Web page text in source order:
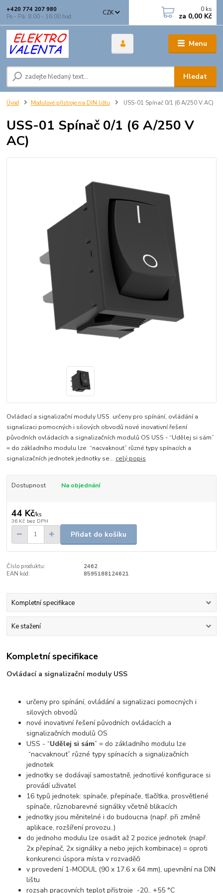
Menu
CZK
Hledat
+420 774 207 980
Po - Pá: 8.00 - 16.00 hod.
0 ks
za 0,00 Kč
Úvod Modulové přístroje na DIN lištu USS-01 Spínač 0/1 (6 A/250 V AC)
USS-01 Spínač 0/1 (6 A/250 V
AC)
Ovládací a signalizační moduly USS určeny pro spínání, ovládání a
signalizaci pomocných i silových obvodů nové inovativní řešení
původních ovládacích a signalizačních modulů OS USS - “Udělej si sám”
= do základního modulu lze “nacvaknout” různé typy spínacích a
signalizačních jednotek jednotky se... celý popis
Dostupnost Na objednání
44 Kč/ks
36 Kč bez DPH
Přidat do košíku
Číslo produktu:
2462
EAN kód:
8595188124621
Kompletní specifikace
Ke stažení
Kompletní specifikace
Ovládací a signalizační moduly USS
určeny pro spínání, ovládání a signalizaci pomocných i
silových obvodů
nové inovativní řešení původních ovládacích a
signalizačních modulů OS
USS - “Udělej si sám” = do základního modulu lze
“nacvaknout” různé typy spínacích a signalizačních
jednotek
jednotky se dodávají samostatně, jednotlivé konfigurace si
provádí uživatel
16 typů jednotek: spínače, přepínače, tlačítka, prosvětlené
spínače, různobarevné signálky včetně blikacích
jednotky jsou měnitelné i do budoucna (např. při změně
aplikace, rozšíření provozu..)
do jednoho modulu lze osadit až 2 pozice jednotek (např.
2x přepínač, 2x signálky a nebo jejich kombinace) = oproti
konkurenci úspora místa v rozvaděči
v provedení 1-MODUL (90 x 17.6 x 64 mm), upevnění na DIN
lištu
rozsah pracovních teplot přístroje -20.. +55 °C